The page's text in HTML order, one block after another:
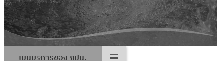
เมนูบริการของ กปน.